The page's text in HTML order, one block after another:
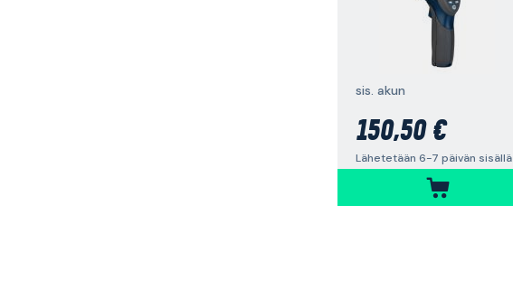
sis. akun
150,50 €
Lähetetään 6-7 päivän sisällä